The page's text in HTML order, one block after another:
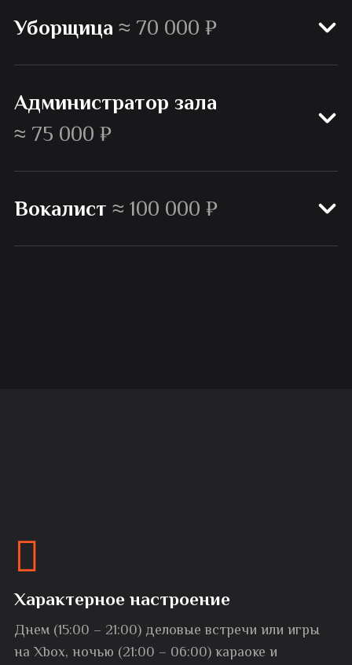
Уборщица ≈ 70 000 ₽
Администратор зала
≈ 75 000 ₽
Вокалист ≈ 100 000 ₽
Характерное настроение
Днем (15:00 – 21:00) деловые встречи или игры
на Xbox, ночью (21:00 – 06:00) караоке и